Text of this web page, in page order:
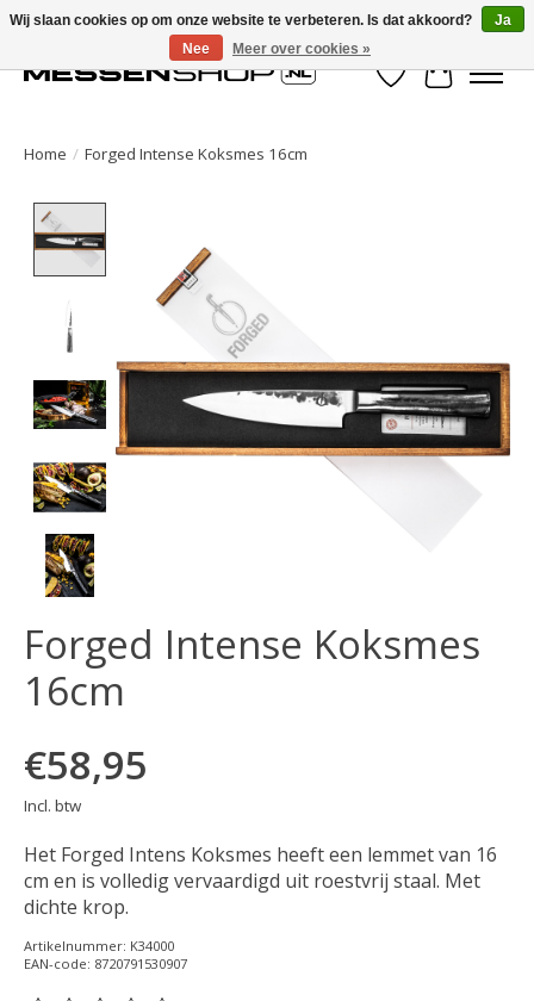
Verlanglijst
Home / Forged Intense Koksmes 16cm
Forged Intense Koksmes
16cm
€58,95
Incl. btw
Het Forged Intens Koksmes heeft een lemmet van 16
cm en is volledig vervaardigd uit roestvrij staal. Met
dichte krop.
Artikelnummer: K34000
EAN-code: 8720791530907
Wij slaan cookies op om onze website te verbeteren. Is dat akkoord?
Ja
Nee
Meer over cookies »